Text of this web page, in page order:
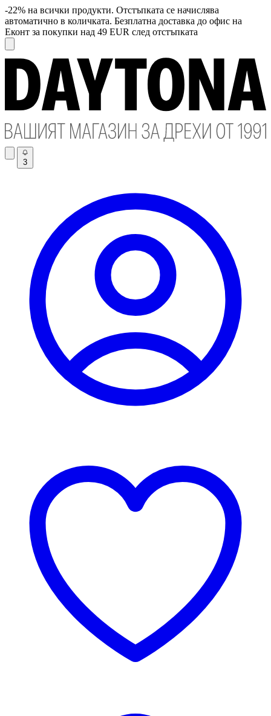
-22% на всички продукти. Отстъпката се начислява
автоматично в количката. Безплатна доставка до офис на
Еконт за покупки над 49 EUR след отстъпката
3